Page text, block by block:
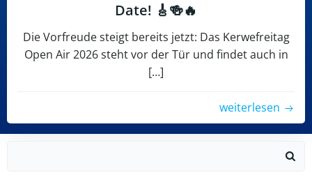
Date! 🎸🍻🔥
Die Vorfreude steigt bereits jetzt: Das Kerwefreitag
Open Air 2026 steht vor der Tür und findet auch in
[…]
weiterlesen